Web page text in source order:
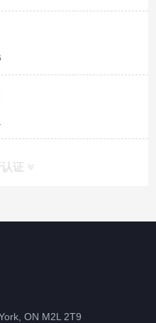
证
ON M2L 2T9